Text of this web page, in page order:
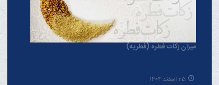
میزان زکات فطره (فطریه)
25 اسفند 1404